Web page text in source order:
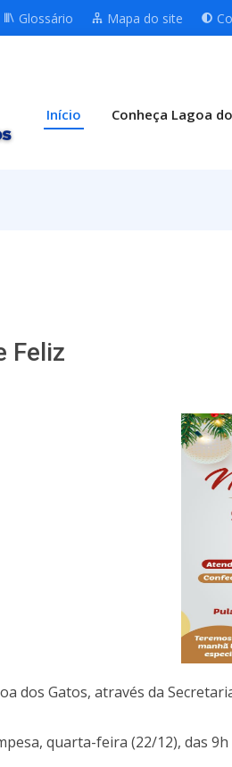
Glossário Mapa do site
Início Conheça Lagoa
Feliz
dos Gatos, através da
quarta-feira (22/12), das 9h